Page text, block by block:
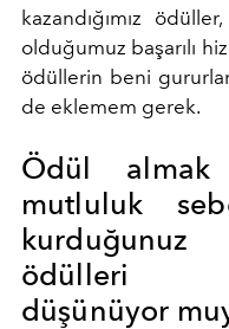
kazandığımız
olduğumuz başarılı
ödüllerin beni
de eklemem gerek.
Ödül almak
mutluluk
ödülleri
düşünüyor